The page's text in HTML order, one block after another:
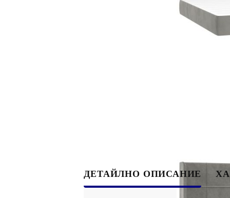
ДЕТАЙЛНО ОПИСАНИЕ